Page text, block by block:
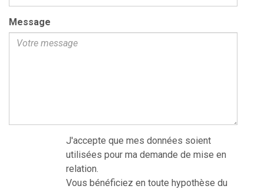
Message
J'accepte que mes données soient
utilisées pour ma demande de mise en
relation.
Vous bénéficiez en toute hypothèse du